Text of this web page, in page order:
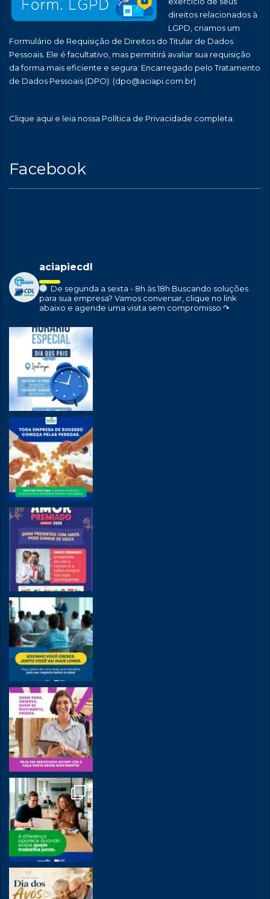
direitos relacionados à
LGPD, criamos um
Formulário de Requisição de Direitos do Titular de Dados
Pessoais. Ele é facultativo, mas permitirá avaliar sua requisição
da forma mais eficiente e segura: Encarregado pelo Tratamento
de Dados Pessoais (DPO): (dpo@aciapi.com.br)
Clique aqui e leia nossa Política de Privacidade completa.
Facebook
aciapiecdl
De segunda a sexta - 8h às 18h Buscando soluções
para sua empresa? Vamos conversar, clique no link
abaixo e agende uma visita sem compromisso ↷